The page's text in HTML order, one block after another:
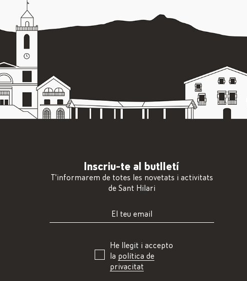
Inscriu-te al butlletí
T'informarem de totes les novetats i activitats
de Sant Hilari
He llegit i accepto
la política de
privacitat